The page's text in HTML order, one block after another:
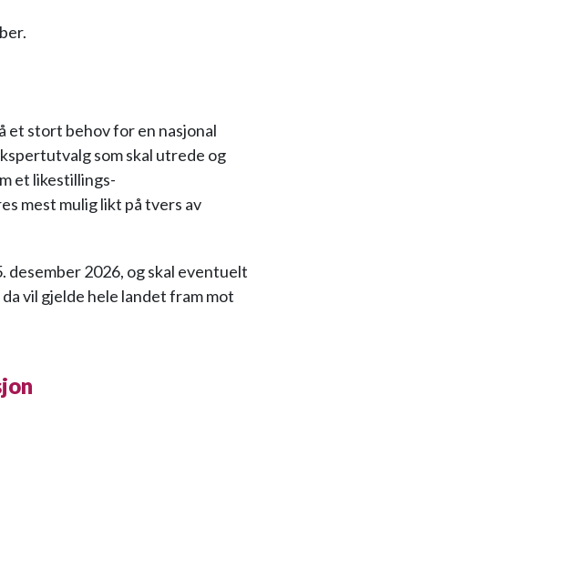
et stort behov for en nasjonal
som skal utrede og
et likestillings-
mest mulig likt på tvers av
desember 2026, og skal eventuelt
vil gjelde hele landet fram mot